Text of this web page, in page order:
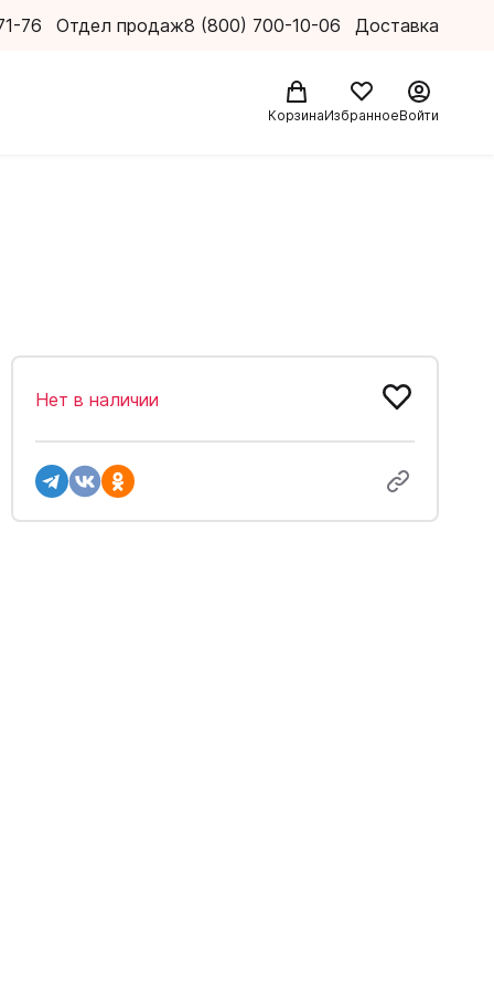
76 Отдел продаж8 (800) 700-10-06 Доставка
КорзинаИзбранноеВойти
Нет в наличии